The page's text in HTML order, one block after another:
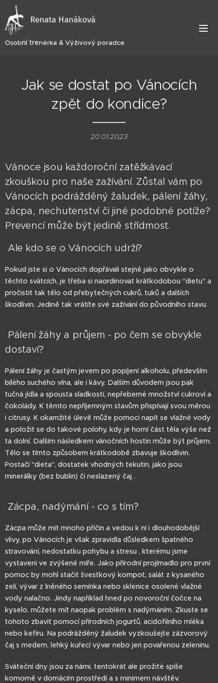
Renata Hanáková
Osobní trenérka & Výživový poradce
Jak se dostat po Vánocích
zpět do kondice?
20.01.2023
Vánoce jsou každoroční zatěžkávací
zkouškou pro naše zažívání. Zůstal vám po
Vánocích podrážděný žaludek, pálení žáhy,
zácpa, nechutenství či jiné podobné potíže?
Prevencí může být jedině střídmost.
Ale kdo se o Vánocích udrží?
Pokud jste si o Vánocích dopřávali stejně jako obvykle o
těchto svátcích, je třeba si naordinovat krátkodobou "dietu" a
pročistit tak tělo od přebytečných cukrů, tuků a dalších
škodlivin. Jedině tak vrátíte své zažívání do původního stavu.
Pálení žáhy a průjem - po čem se obvykle
dostaví?
Pálení žáhy je častým jevem po popíjení alkoholu, především
bílého suchého vína, ale i kávy. Dalším důvodem jsou pak
tučná jídla a spousta sladkostí, nepřeberné množství cukroví a
čokolády. K těmto nepříjemným stavům přispívají svou měrou
i citrusy. K okamžité úlevě může pomoci napít se vlažné vody
a položit se do takové polohy, kdy je horní část těla výše než
ta dolní. Dalším následkem vánočních hostin může být průjem.
Tělo se tímto způsobem krátkodobě zbavuje škodlivin.
Postačí "dieta", dostatek vhodných tekutin, jako jsou
minerálky (bez bublin) či neslazený čaj .
Zácpa, nadýmání - co s tím?
Zácpa může mít mnoho příčin a vedou k ní i dlouhodobější
vlivy, po Vánocích je však zpravidla důsledkem špatného
stravování, nedostatku pohybu a stresu , kterému jsme
vystaveni ve zvýšené míře. Jako přírodní projímadlo pro první
pomoc by mohl stačit švestkový kompot, salát z kysaného
zelí, vývar z lněného semínka nebo sklenice osolené vlažné
vody nalačno. Jindy například hned po novoroční čočce na
kyselo, můžete mít naopak problém s nadýmáním. Zkuste se
tohoto zbavit pomocí přírodních jogurtů, acidofilního mléka
nebo kefíru. Na podrážděný žaludek vyzkoušejte zázvorový
čaj s medem, lehký kuřecí vývar nebo jen povařenou zeleninu.
Sváteční dny jsou za námi, tentokrát ale prožité spíše
komorně v domácím prostředí a s minimem návštěv.